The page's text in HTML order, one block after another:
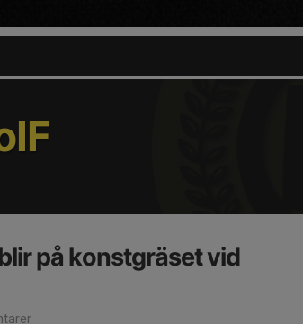
på konstgräset vid